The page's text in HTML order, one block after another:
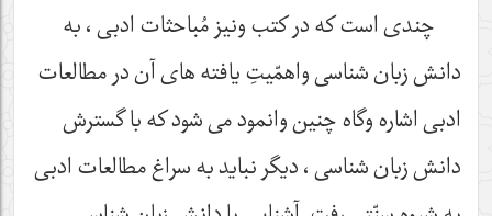
چندی است که در کتب ونیز مُباحثات ادبی ، به
دانش زبان شناسی واهمّیتِ یافته های آن در مطالعات
ادبی اشاره وگاه چنین وانمود می شود که با گسترش
دانش زبان شناسی ، دیگر نباید به سراغ مطالعات ادبی